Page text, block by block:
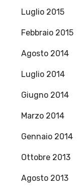
Luglio 2015
Febbraio 2015
Agosto 2014
Luglio 2014
Giugno 2014
Marzo 2014
Gennaio 2014
Ottobre 2013
Agosto 2013